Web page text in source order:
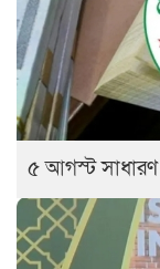
৫ আগস্ট সাধারণ